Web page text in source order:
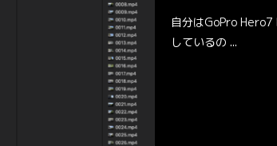
自分はGoPro
しているの ...